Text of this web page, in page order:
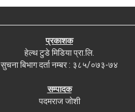
प्रकाशक
हेल्थ टुडे मिडिया प्रा.लि.
सुचना बिभाग दर्ता नम्बर : ३८५/०७३-७४
सम्पादक
पदमराज जोशी